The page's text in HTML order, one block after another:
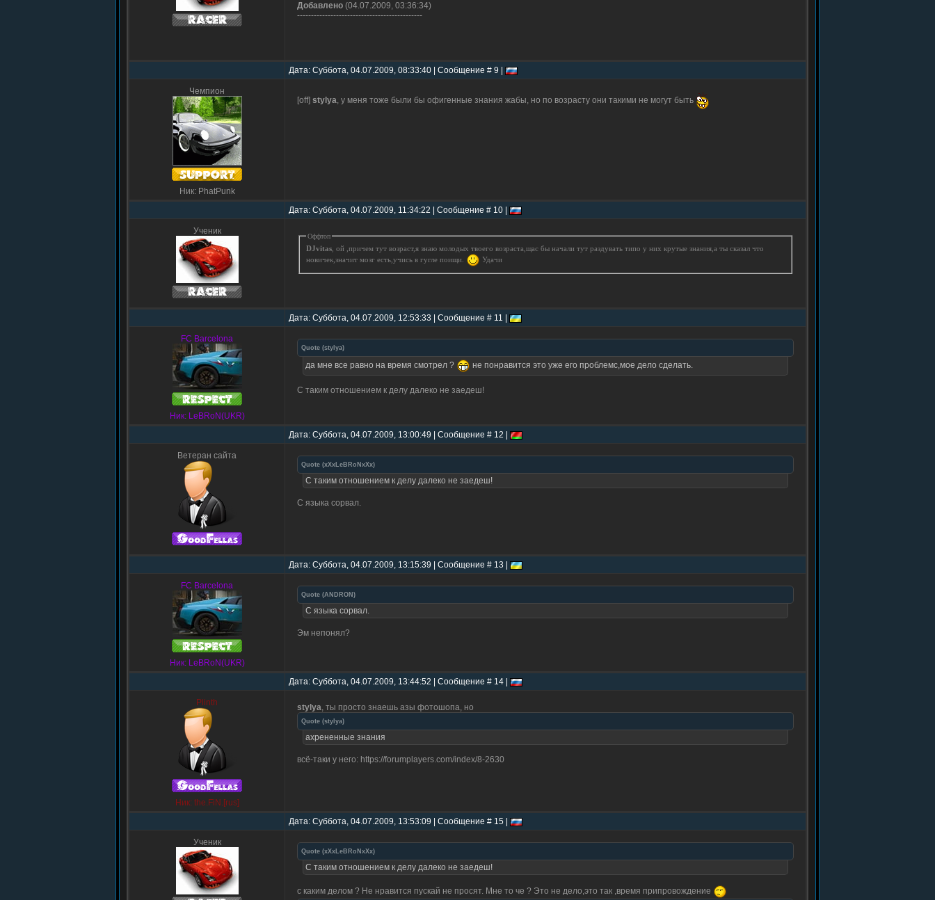
Добавлено (04.07.2009, 03:36:34)
---------------------------------------------
Дата: Суббота, 04.07.2009, 08:33:40 | Сообщение # 9 |
Чемпион
Ник: PhatPunk
[off] stylya , у меня тоже были бы офигенные знания жабы, но по возрасту они такими не могут быть
Дата: Суббота, 04.07.2009, 11:34:22 | Сообщение # 10 |
Ученик
Оффтоп
DJvitas , ой ,причем тут возраст,я знаю молодых твоего возраста,щас бы начали тут раздувать типо у них крутые знания,а ты сказал что
новичек,значит мозг есть,учись в гугле поищи.
Удачи
Дата: Суббота, 04.07.2009, 12:53:33 | Сообщение # 11 |
FC Barcelona
Ник: LeBRoN(UKR)
Quote (stylya)
да мне все равно на время смотрел ? не понравится это уже его проблемс,мое дело сделать.
С таким отношением к делу далеко не заедеш!
Дата: Суббота, 04.07.2009, 13:00:49 | Сообщение # 12 |
Ветеран сайта
Quote (xXxLeBRoNxXx)
С таким отношением к делу далеко не заедеш!
С языка сорвал.
Дата: Суббота, 04.07.2009, 13:15:39 | Сообщение # 13 |
FC Barcelona
Ник: LeBRoN(UKR)
Quote (ANDRON )
С языка сорвал.
Эм непонял?
Дата: Суббота, 04.07.2009, 13:44:52 | Сообщение # 14 |
Plinth
Ник: the.FiN.[rus]
stylya, ты просто знаешь азы фотошопа, но
Quote (stylya)
ахрененные знания
всё-таки у него: https://forumplayers.com/index/8-2630
Дата: Суббота, 04.07.2009, 13:53:09 | Сообщение # 15 |
Ученик
Quote (xXxLeBRoNxXx)
С таким отношением к делу далеко не заедеш!
с каким делом ? Не нравится пускай не просят. Мне то че ? Это не дело,это так ,время припровождение